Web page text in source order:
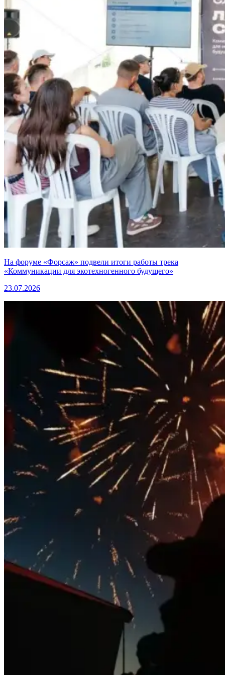
На форуме «Форсаж» подвели итоги работы трека
«Коммуникации для экотехногенного будущего»
23.07.2026